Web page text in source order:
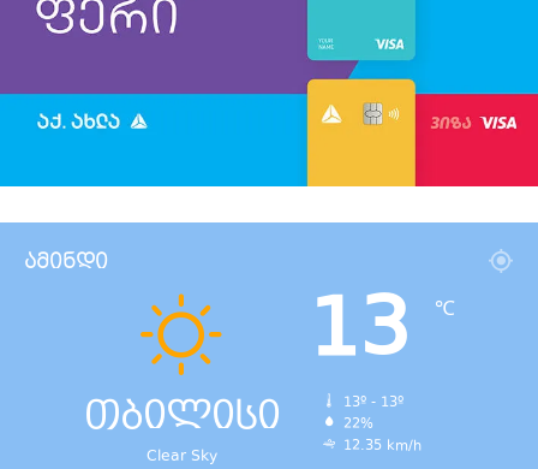
ამინდი
თბილისი
Clear Sky
13 ℃
13º - 13º
22%
12.35 km/h